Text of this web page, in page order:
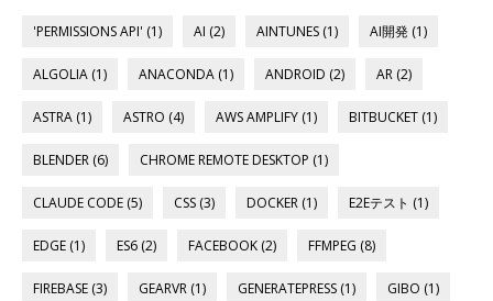
'PERMISSIONS API' (1) AI (2) AINTUNES (1) AI開発 (1)
ALGOLIA (1) ANACONDA (1) ANDROID (2) AR (2)
ASTRA (1) ASTRO (4) AWS AMPLIFY (1) BITBUCKET (1)
BLENDER (6) CHROME REMOTE DESKTOP (1)
CLAUDE CODE (5) CSS (3) DOCKER (1) E2Eテスト (1)
EDGE (1) ES6 (2) FACEBOOK (2) FFMPEG (8)
FIREBASE (3) GEARVR (1) GENERATEPRESS (1) GIBO (1)